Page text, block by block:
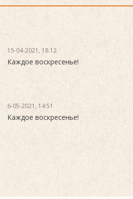
15-04-2021, 18:12
Каждое воскресенье!
6-05-2021, 14:51
Каждое воскресенье!